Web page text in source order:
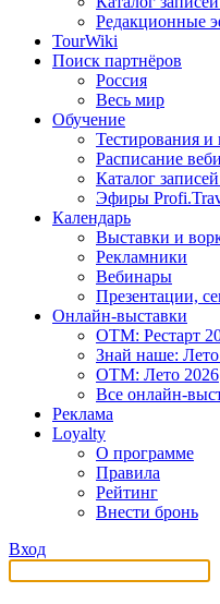
Редакционные
TourWiki
Поиск партнёров
Россия
Весь мир
Обучение
Тестирования
Расписание
Каталог
Эфиры
Календарь
Выставки и
Рекламники
Вебинары
Презентации,
Онлайн-выставки
OTM: Рестарт
Знай наше:
OTM: Лето 2026
Все онлайн-
Реклама
Loyalty
О программе
Правила
Рейтинг
Внести бронь
Вход